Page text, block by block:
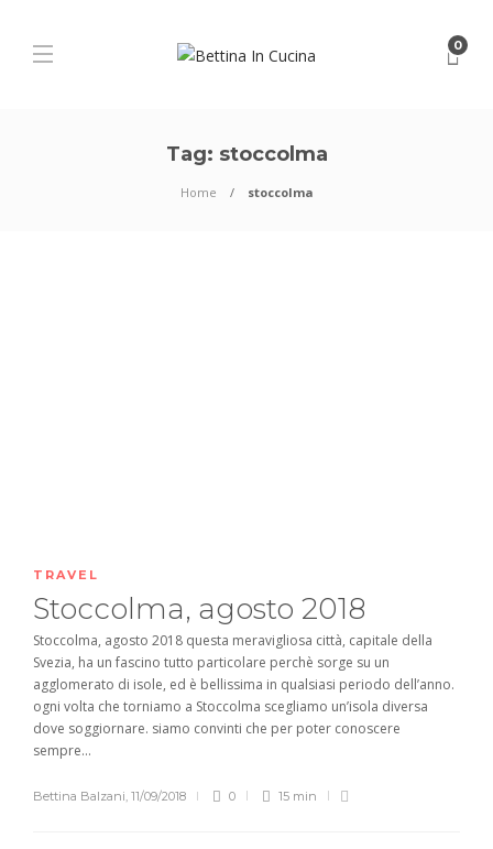
0
Tag: stoccolma
Home stoccolma
TRAVEL
Stoccolma, agosto 2018
Stoccolma, agosto 2018 questa meravigliosa città, capitale della
Svezia, ha un fascino tutto particolare perchè sorge su un
agglomerato di isole, ed è bellissima in qualsiasi periodo dell’anno.
ogni volta che torniamo a Stoccolma scegliamo un’isola diversa
dove soggiornare. siamo convinti che per poter conoscere
sempre...
Bettina Balzani, 11/09/2018 0 15 min